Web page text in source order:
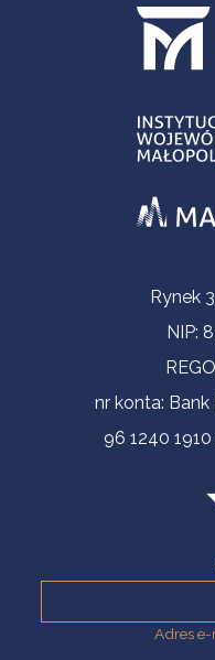
Informacje
Rynek
NIP:
nr konta:
96 1240
Adres e-